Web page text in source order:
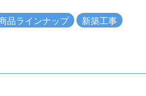
品ラインナップ 新築工事